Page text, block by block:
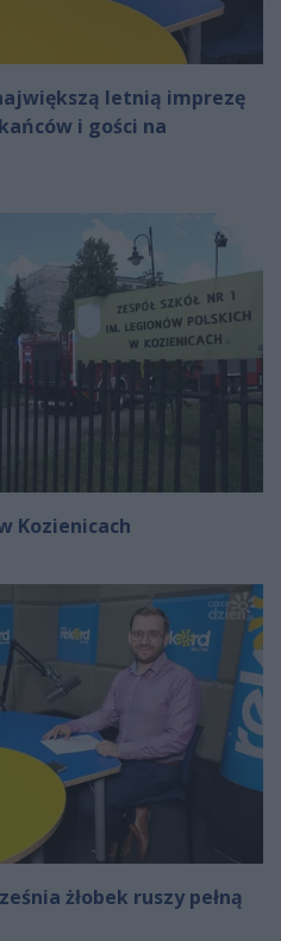
letnią imprezę
i gości na
Kozienicach
żłobek ruszy pełną